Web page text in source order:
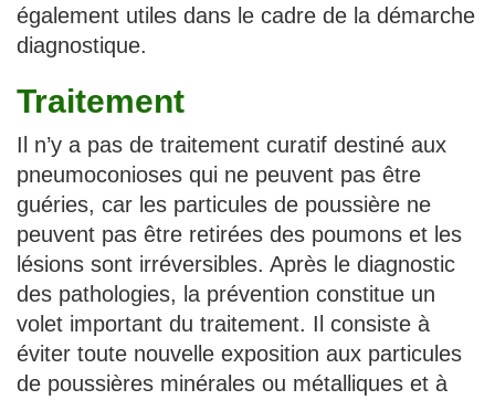
également utiles dans le cadre de la démarche
diagnostique.
Traitement
Il n’y a pas de traitement curatif destiné aux
pneumoconioses qui ne peuvent pas être
guéries, car les particules de poussière ne
peuvent pas être retirées des poumons et les
lésions sont irréversibles. Après le diagnostic
des pathologies, la prévention constitue un
volet important du traitement. Il consiste à
éviter toute nouvelle exposition aux particules
de poussières minérales ou métalliques et à